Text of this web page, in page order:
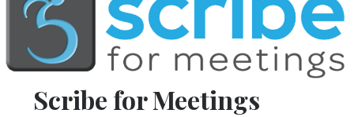
Scribe for Meetings